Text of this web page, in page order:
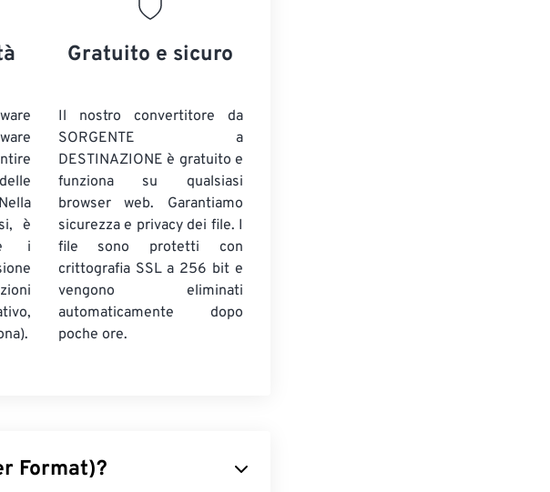
è
i
Gratuito e sicuro
Il nostro convertitore da
SORGENTE a
DESTINAZIONE è gratuito e
funziona su qualsiasi
browser web. Garantiamo
sicurezza e privacy dei file. I
file sono protetti con
crittografia SSL a 256 bit e
vengono eliminati
automaticamente dopo
poche ore.
Format)?